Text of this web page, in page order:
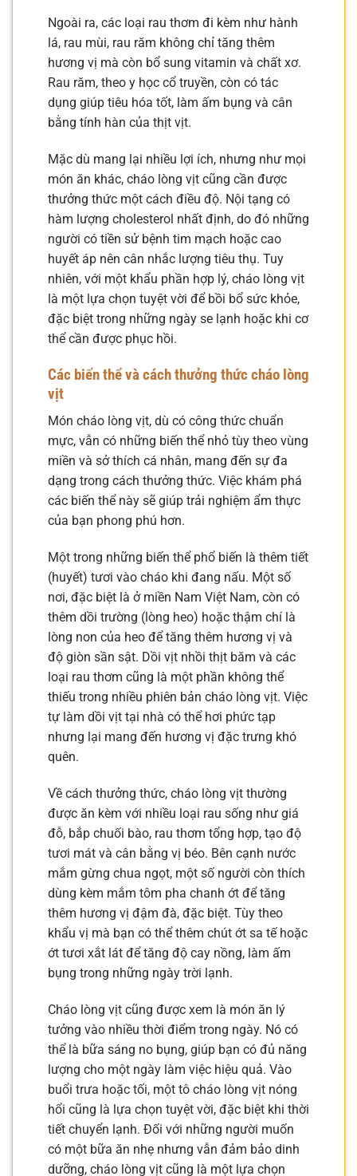
Ngoài ra, các loại rau thơm đi kèm như hành
lá, rau mùi, rau răm không chỉ tăng thêm
hương vị mà còn bổ sung vitamin và chất xơ.
Rau răm, theo y học cổ truyền, còn có tác
dụng giúp tiêu hóa tốt, làm ấm bụng và cân
bằng tính hàn của thịt vịt.
Mặc dù mang lại nhiều lợi ích, nhưng như mọi
món ăn khác, cháo lòng vịt cũng cần được
thưởng thức một cách điều độ. Nội tạng có
hàm lượng cholesterol nhất định, do đó những
người có tiền sử bệnh tim mạch hoặc cao
huyết áp nên cân nhắc lượng tiêu thụ. Tuy
nhiên, với một khẩu phần hợp lý, cháo lòng vịt
là một lựa chọn tuyệt vời để bồi bổ sức khỏe,
đặc biệt trong những ngày se lạnh hoặc khi cơ
thể cần được phục hồi.
Các biến thể và cách thưởng thức cháo lòng
vịt
Món cháo lòng vịt, dù có công thức chuẩn
mực, vẫn có những biến thể nhỏ tùy theo vùng
miền và sở thích cá nhân, mang đến sự đa
dạng trong cách thưởng thức. Việc khám phá
các biến thể này sẽ giúp trải nghiệm ẩm thực
của bạn phong phú hơn.
Một trong những biến thể phổ biến là thêm tiết
(huyết) tươi vào cháo khi đang nấu. Một số
nơi, đặc biệt là ở miền Nam Việt Nam, còn có
thêm dồi trường (lòng heo) hoặc thậm chí là
lòng non của heo để tăng thêm hương vị và
độ giòn sần sật. Dồi vịt nhồi thịt băm và các
loại rau thơm cũng là một phần không thể
thiếu trong nhiều phiên bản cháo lòng vịt. Việc
tự làm dồi vịt tại nhà có thể hơi phức tạp
nhưng lại mang đến hương vị đặc trưng khó
quên.
Về cách thưởng thức, cháo lòng vịt thường
được ăn kèm với nhiều loại rau sống như giá
đỗ, bắp chuối bào, rau thơm tổng hợp, tạo độ
tươi mát và cân bằng vị béo. Bên cạnh nước
mắm gừng chua ngọt, một số người còn thích
dùng kèm mắm tôm pha chanh ớt để tăng
thêm hương vị đậm đà, đặc biệt. Tùy theo
khẩu vị mà bạn có thể thêm chút ớt sa tế hoặc
ớt tươi xắt lát để tăng độ cay nồng, làm ấm
bụng trong những ngày trời lạnh.
Cháo lòng vịt cũng được xem là món ăn lý
tưởng vào nhiều thời điểm trong ngày. Nó có
thể là bữa sáng no bụng, giúp bạn có đủ năng
lượng cho một ngày làm việc hiệu quả. Vào
buổi trưa hoặc tối, một tô cháo lòng vịt nóng
hổi cũng là lựa chọn tuyệt vời, đặc biệt khi thời
tiết chuyển lạnh. Đối với những người muốn
có một bữa ăn nhẹ nhưng vẫn đảm bảo dinh
dưỡng, cháo lòng vịt cũng là một lựa chọn